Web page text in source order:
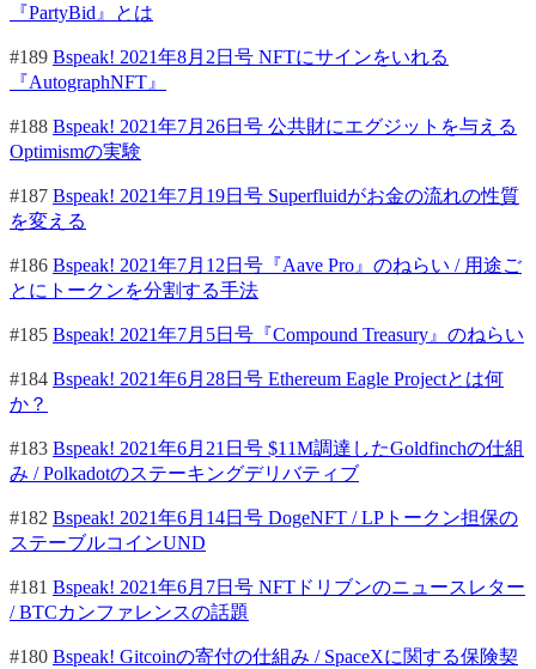
『PartyBid』とは
#189 Bspeak! 2021年8月2日号 NFTにサインをいれる
『AutographNFT』
#188 Bspeak! 2021年7月26日号 公共財にエグジットを与える
Optimismの実験
#187 Bspeak! 2021年7月19日号 Superfluidがお金の流れの性質
を変える
#186 Bspeak! 2021年7月12日号『Aave Pro』のねらい / 用途ご
とにトークンを分割する手法
#185 Bspeak! 2021年7月5日号『Compound Treasury』のねらい
#184 Bspeak! 2021年6月28日号 Ethereum Eagle Projectとは何
か？
#183 Bspeak! 2021年6月21日号 $11M調達したGoldfinchの仕組
み / Polkadotのステーキングデリバティブ
#182 Bspeak! 2021年6月14日号 DogeNFT / LPトークン担保の
ステーブルコインUND
#181 Bspeak! 2021年6月7日号 NFTドリブンのニュースレター
/ BTCカンファレンスの話題
#180 Bspeak! Gitcoinの寄付の仕組み / SpaceXに関する保険契